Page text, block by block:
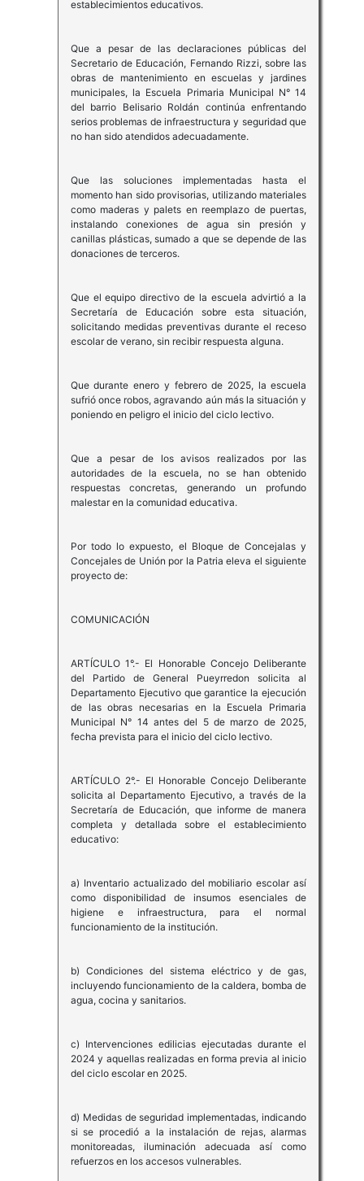
establecimientos educativos.
Que a pesar de las declaraciones públicas del
Secretario de Educación, Fernando Rizzi, sobre las
obras de mantenimiento en escuelas y jardines
municipales, la Escuela Primaria Municipal N° 14
del barrio Belisario Roldán continúa enfrentando
serios problemas de infraestructura y seguridad que
no han sido atendidos adecuadamente.
Que las soluciones implementadas hasta el
momento han sido provisorias, utilizando materiales
como maderas y palets en reemplazo de puertas,
instalando conexiones de agua sin presión y
canillas plásticas, sumado a que se depende de las
donaciones de terceros.
Que el equipo directivo de la escuela advirtió a la
Secretaría de Educación sobre esta situación,
solicitando medidas preventivas durante el receso
escolar de verano, sin recibir respuesta alguna.
Que durante enero y febrero de 2025, la escuela
sufrió once robos, agravando aún más la situación y
poniendo en peligro el inicio del ciclo lectivo.
Que a pesar de los avisos realizados por las
autoridades de la escuela, no se han obtenido
respuestas concretas, generando un profundo
malestar en la comunidad educativa.
Por todo lo expuesto, el Bloque de Concejalas y
Concejales de Unión por la Patria eleva el siguiente
proyecto de:
COMUNICACIÓN
ARTÍCULO 1°.- El Honorable Concejo Deliberante
del Partido de General Pueyrredon solicita al
Departamento Ejecutivo que garantice la ejecución
de las obras necesarias en la Escuela Primaria
Municipal N° 14 antes del 5 de marzo de 2025,
fecha prevista para el inicio del ciclo lectivo.
ARTÍCULO 2°.- El Honorable Concejo Deliberante
solicita al Departamento Ejecutivo, a través de la
Secretaría de Educación, que informe de manera
completa y detallada sobre el establecimiento
educativo:
a) Inventario actualizado del mobiliario escolar así
como disponibilidad de insumos esenciales de
higiene e infraestructura, para el normal
funcionamiento de la institución.
b) Condiciones del sistema eléctrico y de gas,
incluyendo funcionamiento de la caldera, bomba de
agua, cocina y sanitarios.
c) Intervenciones edilicias ejecutadas durante el
2024 y aquellas realizadas en forma previa al inicio
del ciclo escolar en 2025.
d) Medidas de seguridad implementadas, indicando
si se procedió a la instalación de rejas, alarmas
monitoreadas, iluminación adecuada así como
refuerzos en los accesos vulnerables.